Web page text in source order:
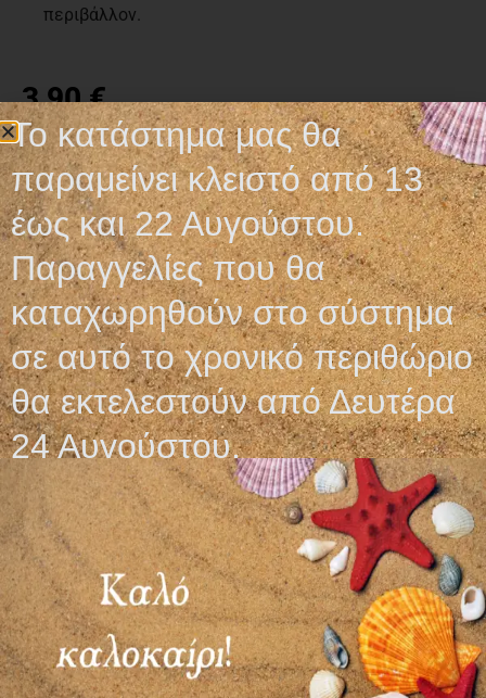
περιβάλλον.
3,90€
Προσθήκη στο καλάθι
Οι τελικές τιμές και η διαθεσιμότητα των προϊόντων
επιβεβαιώνονται με την λήψη του προτιμολογίου και
ενδέχεται να αλλάξουν χωρίς ειδοποίηση.
Σχετικά προϊόντα
Το κατάστημα μας θα
παραμείνει κλειστό από 13
έως και 22 Αυγούστου.
Παραγγελίες που θα
καταχωρηθούν στο σύστημα
σε αυτό το χρονικό περιθώριο
θα εκτελεστούν από Δευτέρα
24 Αυγούστου.